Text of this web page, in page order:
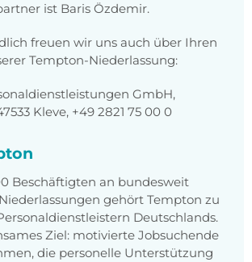
ist Baris Özdemir.
freuen wir uns auch über Ihren
Tempton-Niederlassung:
GmbH,
Kleve, +49 2821 75 00 0
Beschäftigten an bundesweit
gehört Tempton zu
Deutschlands.
Ziel: motivierte Jobsuchende
die personelle Unterstützung